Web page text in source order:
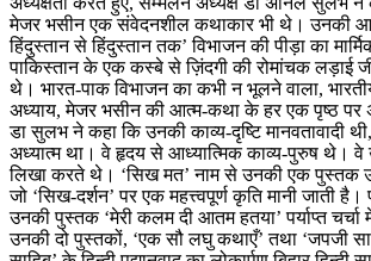
मेजर भसीन एक संवेदनशील कथाकार भी थे। उनकी
हिंदुस्तान से हिंदुस्तान तक’ विभाजन की पीड़ा का
पाकिस्तान के एक कस्बे से ज़िंदगी की रोमांचक लड़ाई
थे। भारत-पाक विभाजन का कभी न भूलने वाला,
अध्याय, मेजर भसीन की आत्म-कथा के हर एक पृष्ठ पर
डा सुलभ ने कहा कि उनकी काव्य-दृष्टि मानवतावादी
अध्यात्म था। वे हृदय से आध्यात्मिक काव्य-पुरुष थे। वे
लिखा करते थे। ‘सिख मत’ नाम से उनकी एक पुस्तक
जो ‘सिख-दर्शन’ पर एक महत्त्वपूर्ण कृति मानी जाती
उनकी पुस्तक ‘मेरी कलम दी आतम हतया’ पर्याप्त चर्चा
उनकी दो पुस्तकों, ‘एक सौ लघु कथाएँ’ तथा ‘जपजी